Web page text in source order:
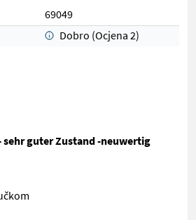
69049
Dobro (Ocjena 2)
sehr guter Zustand -neuwertig